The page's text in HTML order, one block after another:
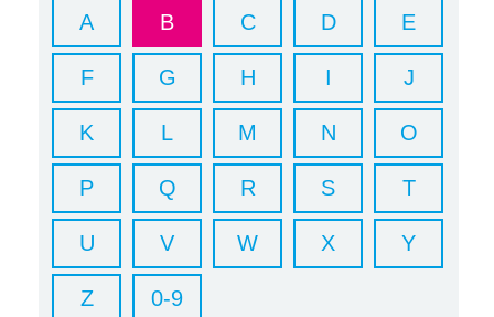
A B C D E
F G H I J
K L M N O
P Q R S T
U V W X Y
Z 0-9